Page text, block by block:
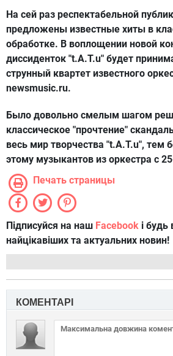
На сей раз респектабельной
предложены известные хиты в
обработке. В воплощении новой
диссиденток "t.A.T.u" будет
струнный квартет известного
newsmusic.ru.
Было довольно смелым шагом
классическое "прочтение"
весь мир творчества "t.A.T.u", тем
этому музыкантов из оркестра с
Печать страницы
Підписуйся на наш Facebook і будь
найцікавіших та актуальних новин!
КОМЕНТАРІ